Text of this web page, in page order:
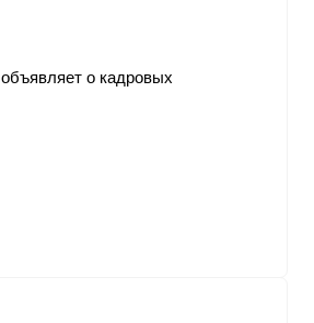
о кадровых